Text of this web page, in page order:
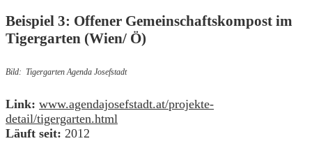
Beispiel 3: Offener Gemeinschaftskompost im
Tigergarten (Wien/ Ö)
Bild: Tigergarten Agenda Josefstadt
Link: www.agendajosefstadt.at/projekte-
detail/tigergarten.html
Läuft seit: 2012